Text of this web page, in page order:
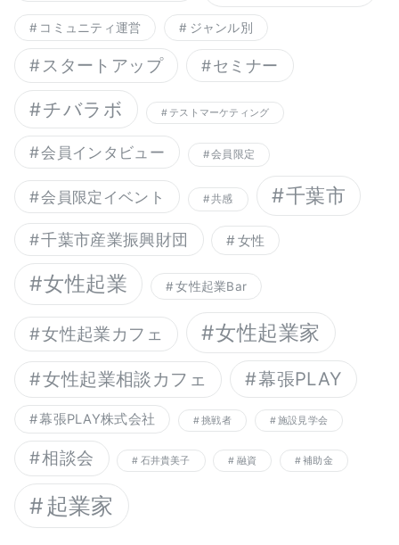
コミュニティ運営 ジャンル別
スタートアップ セミナー
チバラボ テストマーケティング
会員インタビュー 会員限定
会員限定イベント 共感 千葉市
千葉市産業振興財団 女性
女性起業 女性起業Bar
女性起業カフェ 女性起業家
女性起業相談カフェ 幕張PLAY
幕張PLAY株式会社 挑戦者 施設見学会
相談会 石井貴美子 融資 補助金
起業家